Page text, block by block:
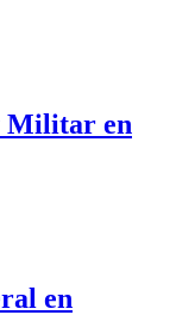
Militar en
en